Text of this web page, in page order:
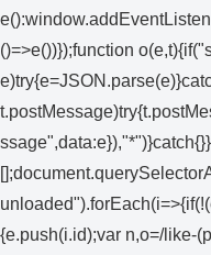
()=>e())});function
{e.push(i.id);var n,o=/like-